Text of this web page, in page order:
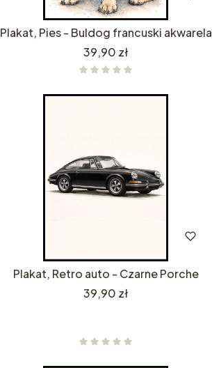
Plakat, Pies - Buldog francuski akwarela
Cena
39,90 zł
Plakat, Retro auto - Czarne Porche
Cena
39,90 zł